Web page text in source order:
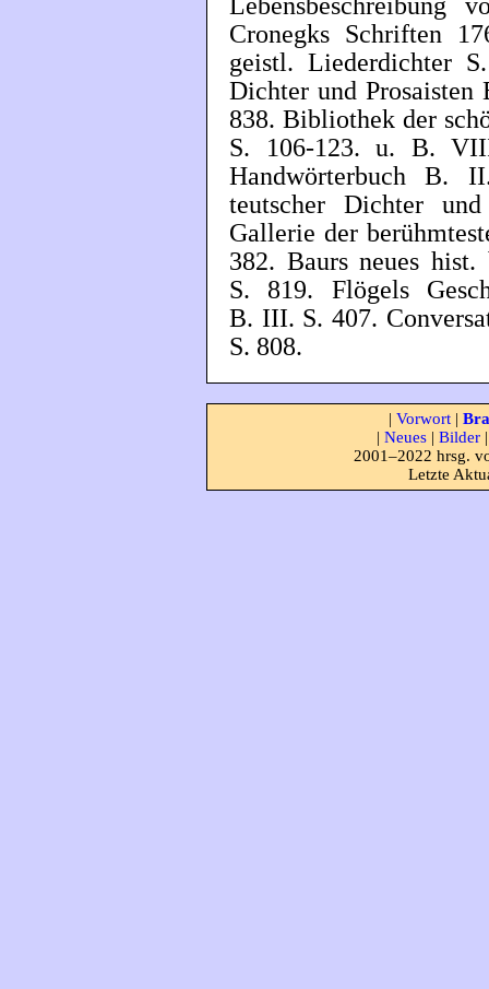
Cronegks Schriften
geistl. Liederdichter
Dichter und
838. Bibliothek der
S. 106-123. u. B.
Handwörterbuch B.
teutscher Dichter
Gallerie der
382. Baurs neues
S. 819. Flögels
B. III. S. 407.
S. 808.
| Vorwort|
| Neues | Bilder
2001–2022 hrsg.
Letzte